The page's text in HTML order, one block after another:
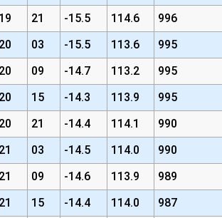
19 21 -15.5 114.6
996
20 03 -15.5 113.6
995
20 09 -14.7 113.2
995
20 15 -14.3 113.9
995
20 21 -14.4 114.1
990
21 03 -14.5 114.0
990
21 09 -14.6 113.9
989
21 15 -14.4 114.0
987